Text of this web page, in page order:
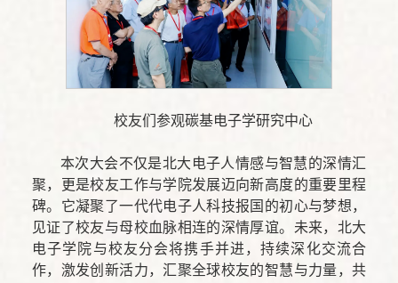
校友们参观碳基电子学研究中心
本次大会不仅是北大电子人情感与智慧的深情汇
聚，更是校友工作与学院发展迈向新高度的重要里程
碑。它凝聚了一代代电子人科技报国的初心与梦想，
见证了校友与母校血脉相连的深情厚谊。未来，北大
电子学院与校友分会将携手并进，持续深化交流合
作，激发创新活力，汇聚全球校友的智慧与力量，共